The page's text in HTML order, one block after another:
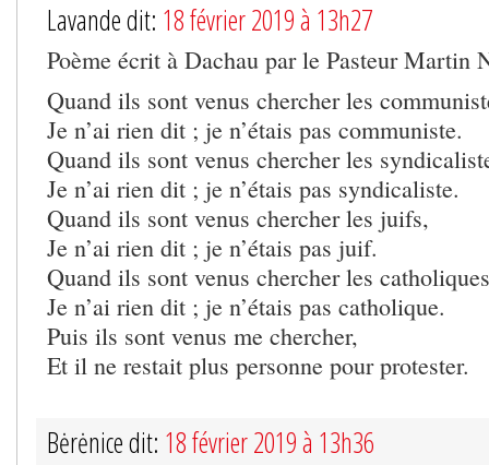
Lavande dit: 18 février 2019 à 13h27
Poème écrit à Dachau par le Pasteur Martin
Quand ils sont venus chercher les
Je n’ai rien dit ; je n’étais pas communiste.
Quand ils sont venus chercher les
Je n’ai rien dit ; je n’étais pas syndicaliste.
Quand ils sont venus chercher les juifs,
Je n’ai rien dit ; je n’étais pas juif.
Quand ils sont venus chercher les
Je n’ai rien dit ; je n’étais pas catholique.
Puis ils sont venus me chercher,
Et il ne restait plus personne pour protester.
Bėrėnice dit: 18 février 2019 à 13h36